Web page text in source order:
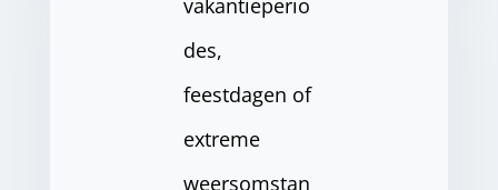
vakantieperio
des,
feestdagen of
extreme
weersomstan